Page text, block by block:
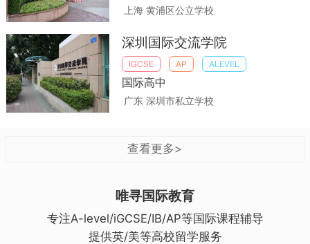
上海 黄浦区公立学校
深圳国际交流学院
IGCSE AP ALEVEL
国际高中
广东 深圳市私立学校
查看更多>
唯寻国际教育
专注A-level/iGCSE/IB/AP等国际课程辅导
提供英/美等高校留学服务